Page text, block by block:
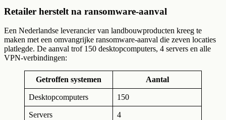
Retailer herstelt na ransomware-aanval
Een Nederlandse leverancier van landbouwproducten kreeg te
maken met een omvangrijke ransomware-aanval die zeven locaties
platlegde. De aanval trof 150 desktopcomputers, 4 servers en alle
VPN-verbindingen:
Getroffen systemen Aantal
Desktopcomputers 150
Servers 4